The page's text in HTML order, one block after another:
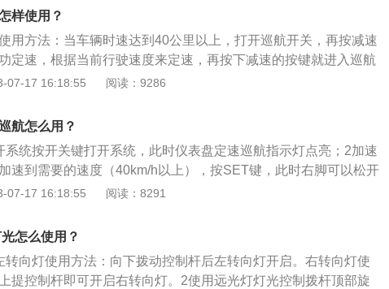
统启动后，轿车达到所需车速时，按一下SET按钮，即可使轿车
驶。设定巡航车速后,仍可按常规方法用加速踏板进行加速,松开加
便将车速恢复至设定的巡航车速。但若加速后，车速超过巡航车
并以此车速持续行驶5min以上，则必须重新设定巡航车速。3、
SET按钮，车速降低1.5km/h；若按住该按钮，轿车将持续降低车
存储值即被删除。必要时，可用SET按钮，在车速超过40km/h时
速。4、提高巡航车速无需踩加速踏板，按RES即可提高设定的
一次开关RES，车速提高15km/h，若按住开关,则轿车将持续提
动变速器:踩下制动踏板或离合器踏板,或将滑动开关拔至OFF位
闭系统。此时设定的巡航车速仍储存在存储器内。若需要恢复设
开制动踏板或离合器踏板,重新按RES即可。
样使用？
用方法：当车辆时速达到40公里以上，打开巡航开关，再按减速
定速，根据当前行驶速度来定速，再按下减速的按键就进入巡航
便自动解除了。雷凌是丰田旗下的一款紧凑型轿车，这款车一共
然吸气发动机的车型是混动版车型，这款车的长4640mm、宽17
。
07-17 16:18:55 阅读：9286
航怎么用？
系统按开关键打开系统，此时仪表盘定速巡航指示灯点亮；2加速
速到需要的速度（40km/h以上），按SET键，此时右脚可以松开
定在当前时速；3按“RES+”按“RES+”在当前时速下增加速度，按
）键、按开关（ON/OFF）键。
07-17 16:18:55 阅读：8291
怎么使用？
转向灯使用方法：向下拨动控制杆后左转向灯开启。右转向灯使
提控制杆即可开启右转向灯。2使用远光灯灯光控制拨杆顶部旋